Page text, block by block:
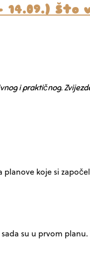
Što
i praktičnog.
koje si
su u prvom